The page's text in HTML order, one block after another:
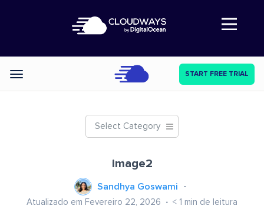
Abre a navegação
Categories START FREE TRIAL
Select Category
image2
Sandhya Goswami
Atualizado em Fevereiro 22, 2026 < 1 min de leitura